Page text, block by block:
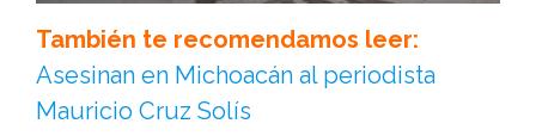
También te recomendamos leer:
Asesinan en Michoacán al periodista
Mauricio Cruz Solís